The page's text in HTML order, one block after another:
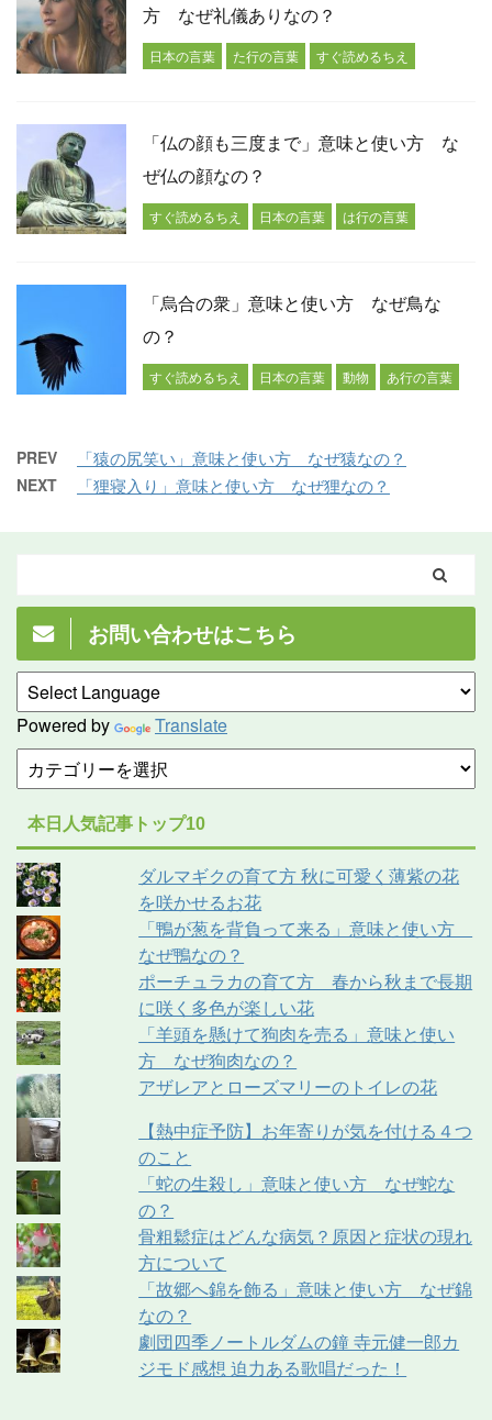
方 なぜ礼儀ありなの？
日本の言葉 た行の言葉 すぐ読めるちえ
「仏の顔も三度まで」意味と使い方 な
ぜ仏の顔なの？
すぐ読めるちえ 日本の言葉 は行の言葉
「烏合の衆」意味と使い方 なぜ鳥な
の？
すぐ読めるちえ 日本の言葉 動物 あ行の言葉
PREV 「猿の尻笑い」意味と使い方 なぜ猿なの？
NEXT 「狸寝入り」意味と使い方 なぜ狸なの？
お問い合わせはこちら
Powered by Translate
本日人気記事トップ10
ダルマギクの育て方 秋に可愛く薄紫の花
を咲かせるお花
「鴨が葱を背負って来る」意味と使い方
なぜ鴨なの？
ポーチュラカの育て方 春から秋まで長期
に咲く多色が楽しい花
「羊頭を懸けて狗肉を売る」意味と使い
方 なぜ狗肉なの？
アザレアとローズマリーのトイレの花
【熱中症予防】お年寄りが気を付ける４つ
のこと
「蛇の生殺し」意味と使い方 なぜ蛇な
の？
骨粗鬆症はどんな病気？原因と症状の現れ
方について
「故郷へ錦を飾る」意味と使い方 なぜ錦
なの？
劇団四季ノートルダムの鐘 寺元健一郎カ
ジモド感想 迫力ある歌唱だった！